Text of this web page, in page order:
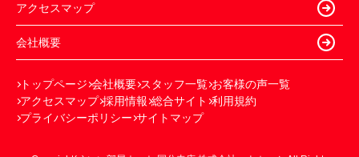
アクセスマップ
会社概要
トップページ 会社概要 スタッフ一覧 お客様の声一覧
アクセスマップ 採用情報 総合サイト 利用規約
プライバシーポリシー サイトマップ